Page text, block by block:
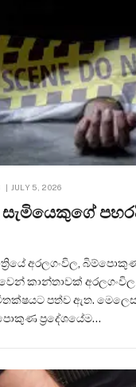
JULY 5, 2026
සැමියෙකුගේ
අරලගංවිල,
කාන්තාවක්
පත්ව ඇත.
ප්‍රදේශයේම…